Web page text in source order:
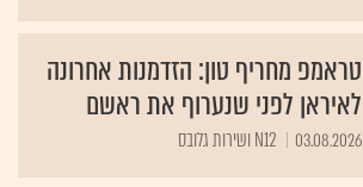
טראמפ מחריף טון: הזדמנות אחרונה
לאיראן לפני שנערוף את ראשם
03.08.2026 N12 ושירות גלובס